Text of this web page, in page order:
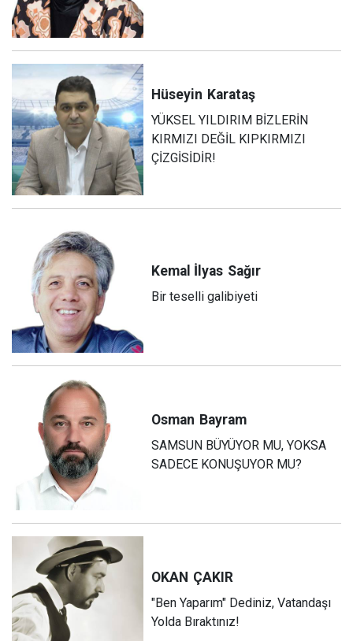
Hüseyin Karataş
YÜKSEL YILDIRIM BİZLERİN
KIRMIZI DEĞİL KIPKIRMIZI
ÇİZGİSİDİR!
Kemal İlyas Sağır
Bir teselli galibiyeti
Osman Bayram
SAMSUN BÜYÜYOR MU, YOKSA
SADECE KONUŞUYOR MU?
OKAN ÇAKIR
"Ben Yaparım" Dediniz, Vatandaşı
Yolda Bıraktınız!